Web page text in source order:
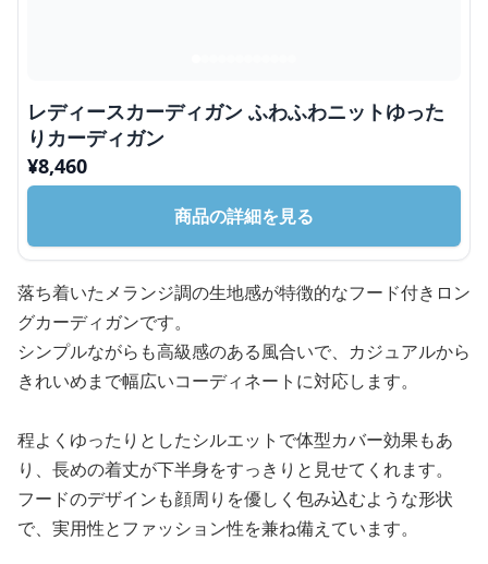
レディースカーディガン ふわふわニットゆった
りカーディガン
¥8,460
商品の詳細を見る
落ち着いたメランジ調の生地感が特徴的なフード付きロン
グカーディガンです。
シンプルながらも高級感のある風合いで、カジュアルから
きれいめまで幅広いコーディネートに対応します。
程よくゆったりとしたシルエットで体型カバー効果もあ
り、長めの着丈が下半身をすっきりと見せてくれます。
フードのデザインも顔周りを優しく包み込むような形状
で、実用性とファッション性を兼ね備えています。